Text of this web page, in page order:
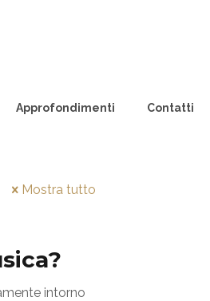
Approfondimenti Contatti
Mostra tutto
intorno